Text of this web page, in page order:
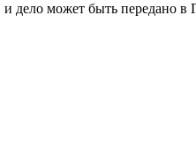
дело может быть передано в